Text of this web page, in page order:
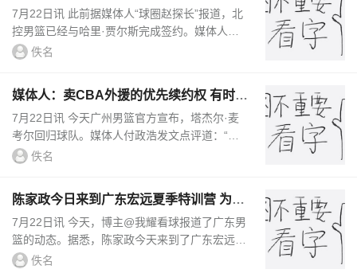
费10万刀买断优先续约权
7月22日讯 此前据媒体人“球圈赵探长”报道，北
控男篮已经与哈里·贾尔斯完成签约。媒体人@
导演我躺哪谈到贾尔斯此次优先续约权转让，原
佚名
媒体人：卖CBA外援的优先续约权 有时候
比卖本土球员还赚钱
7月22日讯 今天广州男篮官方宣布，塔杰尔·麦
考尔回归球队。媒体人付政浩发文点评道：“龙
狮官宣重新重新签约外援麦考尔。麦考尔在2024
佚名
陈家政今日来到广东宏远夏季特训营 为小
学员们分享赛场经验
7月22日讯 今天，博主@我耀看球报道了广东男
篮的动态。据悉，陈家政今天来到了广东宏远夏
季特训营，和小学员们交流互动，分享赛场经
佚名